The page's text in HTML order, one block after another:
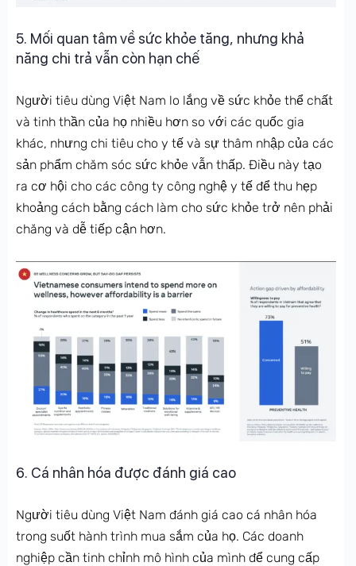
5. Mối quan tâm về sức khỏe tăng, nhưng khả
năng chi trả vẫn còn hạn chế
Người tiêu dùng Việt Nam lo lắng về sức khỏe thể chất
và tinh thần của họ nhiều hơn so với các quốc gia
khác, nhưng chi tiêu cho y tế và sự thâm nhập của các
sản phẩm chăm sóc sức khỏe vẫn thấp. Điều này tạo
ra cơ hội cho các công ty công nghệ y tế để thu hẹp
khoảng cách bằng cách làm cho sức khỏe trở nên phải
chăng và dễ tiếp cận hơn.
6. Cá nhân hóa được đánh giá cao
Người tiêu dùng Việt Nam đánh giá cao cá nhân hóa
trong suốt hành trình mua sắm của họ. Các doanh
nghiệp cần tinh chỉnh mô hình của mình để cung cấp